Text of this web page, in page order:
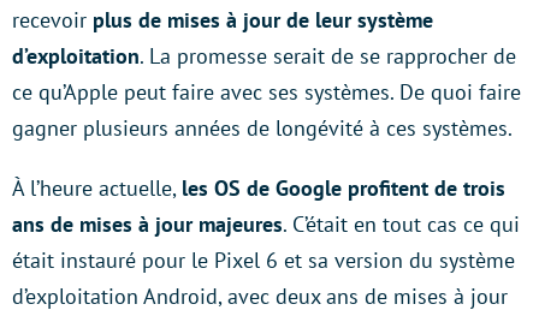
recevoir plus de mises à jour de leur système
d’exploitation. La promesse serait de se rapprocher de
ce qu’Apple peut faire avec ses systèmes. De quoi faire
gagner plusieurs années de longévité à ces systèmes.
À l’heure actuelle, les OS de Google profitent de trois
ans de mises à jour majeures. C’était en tout cas ce qui
était instauré pour le Pixel 6 et sa version du système
d’exploitation Android, avec deux ans de mises à jour